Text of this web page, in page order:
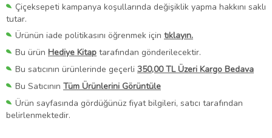
Çiçeksepeti kampanya koşullarında değişiklik yapma hakkını saklı
tutar.
Ürünün iade politikasını öğrenmek için tıklayın.
Bu ürün Hediye Kitap tarafından gönderilecektir.
Bu satıcının ürünlerinde geçerli 350,00 TL Üzeri Kargo Bedava
Bu Satıcının Tüm Ürünlerini Görüntüle
Ürün sayfasında gördüğünüz fiyat bilgileri, satıcı tarafından
belirlenmektedir.